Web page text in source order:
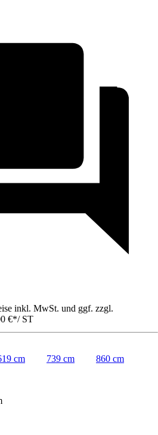
inkl. MwSt. und ggf. zzgl.
€*/ ST
cm 739 cm
860 cm